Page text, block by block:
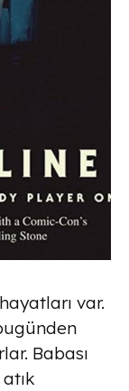
var.
Babası